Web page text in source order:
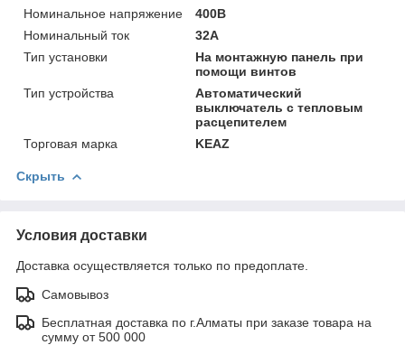
Номинальное напряжение
400В
Номинальный ток
32А
Тип установки
На монтажную панель при
помощи винтов
Тип устройства
Автоматический
выключатель с тепловым
расцепителем
Торговая марка
KEAZ
Скрыть
Условия доставки
Доставка осуществляется только по предоплате.
Самовывоз
Бесплатная доставка по г.Алматы при заказе товара на
сумму от 500 000